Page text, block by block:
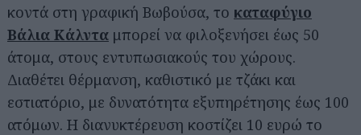
κοντά στη γραφική Βωβούσα, το καταφύγιο
Βάλια Κάλντα μπορεί να φιλοξενήσει έως 50
άτομα, στους εντυπωσιακούς του χώρους.
Διαθέτει θέρμανση, καθιστικό με τζάκι και
εστιατόριο, με δυνατότητα εξυπηρέτησης έως 100
ατόμων. Η διανυκτέρευση κοστίζει 10 ευρώ το